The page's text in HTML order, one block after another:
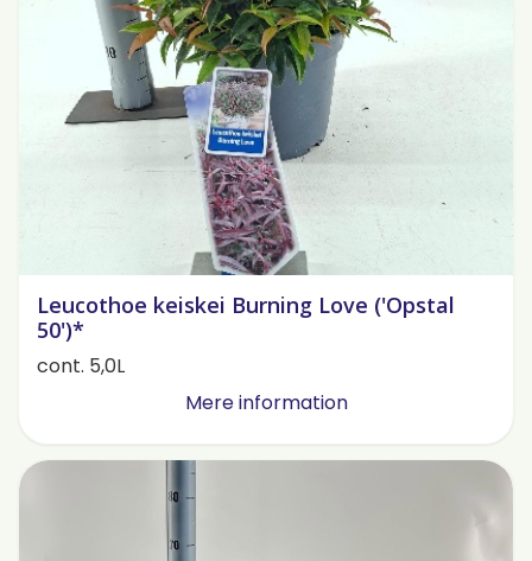
Leucothoe keiskei Burning Love ('Opstal
50')*
cont. 5,0L
Mere information